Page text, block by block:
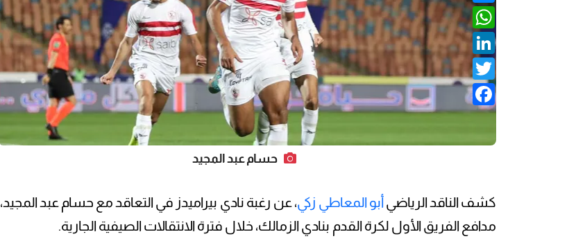
WhatsApp
LinkedIn
Twitter
Facebook
حسام عبد المجيد
كشف الناقد الرياضيأبو المعاطي زكي، عن رغبة نادي بيراميدز في التعاقد مع حسام عبد المجيد،
مدافع الفريق الأول لكرة القدم بنادي الزمالك، خلال فترة الانتقالات الصيفية الجارية.